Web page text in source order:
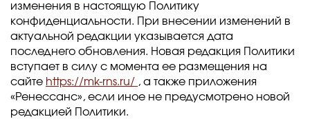
изменения в настоящую Политику
конфиденциальности. При внесении изменений в
актуальной редакции указывается дата
последнего обновления. Новая редакция Политики
вступает в силу с момента ее размещения на
сайте https://mk-rns.ru/ , а также приложения
«Ренессанс», если иное не предусмотрено новой
редакцией Политики.